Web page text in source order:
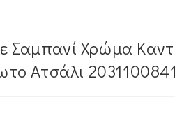
Σαμπανί Χρώμα
Ατσάλι 2031100841